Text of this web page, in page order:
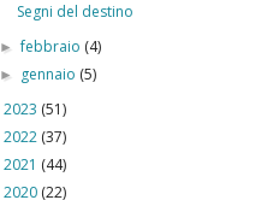
Segni del destino
►febbraio (4)
► gennaio (5)
2023 (51)
2022 (37)
2021 (44)
2020 (22)